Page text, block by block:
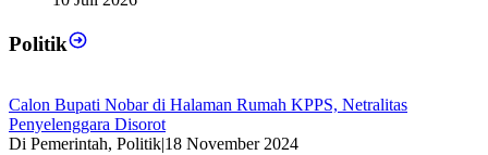
Politik
Calon Bupati Nobar di Halaman Rumah KPPS, Netralitas
Penyelenggara Disorot
Di Pemerintah, Politik|18 November 2024